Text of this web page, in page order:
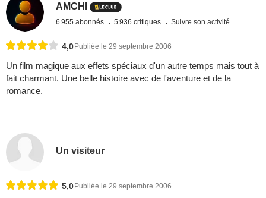
AMCHI
6 955 abonnés 5 936 critiques Suivre son activité
4,0Publiée le 29 septembre 2006
Un film magique aux effets spéciaux d'un autre temps mais tout à
fait charmant. Une belle histoire avec de l'aventure et de la
romance.
Un visiteur
5,0 Publiée le 29 septembre 2006